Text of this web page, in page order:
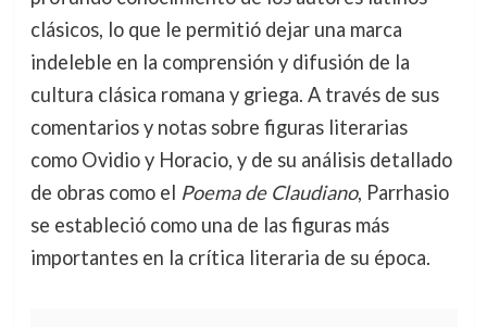
clásicos, lo que le permitió dejar una marca
indeleble en la comprensión y difusión de la
cultura clásica romana y griega. A través de sus
comentarios y notas sobre figuras literarias
como Ovidio y Horacio, y de su análisis detallado
de obras como el Poema de Claudiano, Parrhasio
se estableció como una de las figuras más
importantes en la crítica literaria de su época.